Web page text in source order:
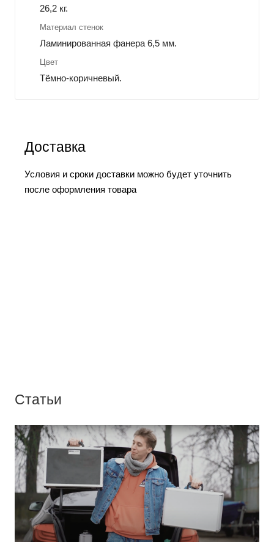
26,2 кг.
Материал стенок
Ламинированная фанера 6,5 мм.
Цвет
Тёмно-коричневый.
Доставка
Условия и сроки доставки можно будет уточнить
после оформления товара
Статьи